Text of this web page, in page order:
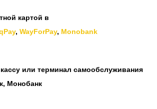
картой в
, WayForPay, Monobank
или терминал самообслуживания
Монобанк